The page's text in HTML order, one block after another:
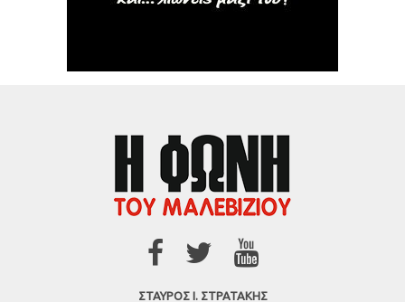
ΣΤΑΥΡΟΣ Ι. ΣΤΡΑΤΑΚΗΣ